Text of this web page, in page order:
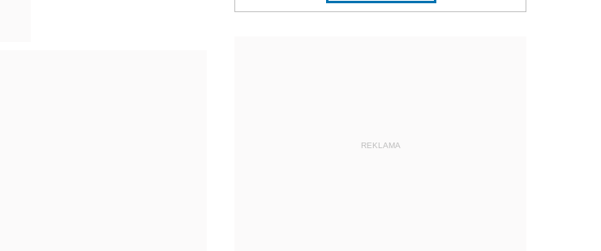
REKLAMA